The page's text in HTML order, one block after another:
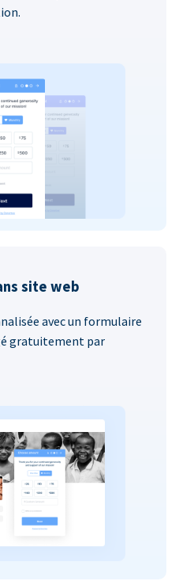
site web
avec un formulaire
gratuitement par